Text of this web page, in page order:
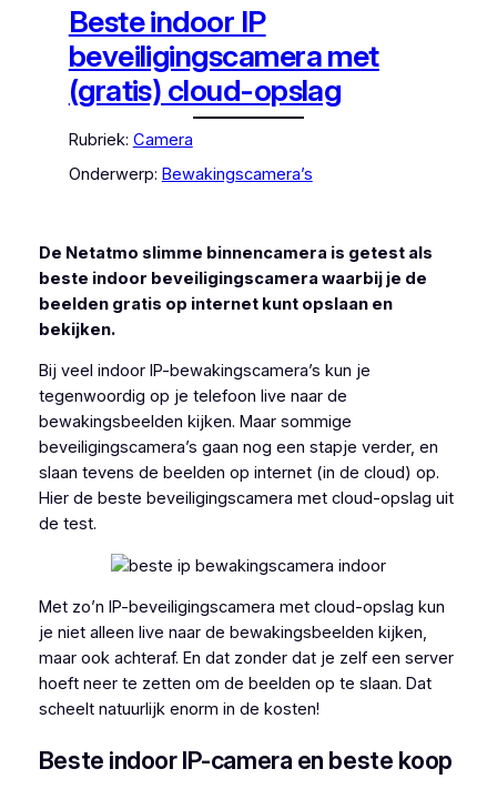
Beste indoor IP
beveiligingscamera met
(gratis) cloud-opslag
Rubriek: Camera
Onderwerp: Bewakingscamera’s
De Netatmo slimme binnencamera is getest als
beste indoor beveiligingscamera waarbij je de
beelden gratis op internet kunt opslaan en
bekijken.
Bij veel indoor IP-bewakingscamera’s kun je
tegenwoordig op je telefoon live naar de
bewakingsbeelden kijken. Maar sommige
beveiligingscamera’s gaan nog een stapje verder, en
slaan tevens de beelden op internet (in de cloud) op.
Hier de beste beveiligingscamera met cloud-opslag uit
de test.
Met zo’n IP-beveiligingscamera met cloud-opslag kun
je niet alleen live naar de bewakingsbeelden kijken,
maar ook achteraf. En dat zonder dat je zelf een server
hoeft neer te zetten om de beelden op te slaan. Dat
scheelt natuurlijk enorm in de kosten!
Beste indoor IP-camera en beste koop